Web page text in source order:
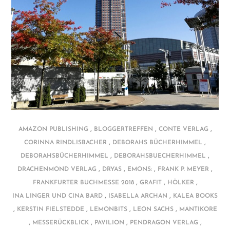
AMAZON PUBLISHING , BLOGGERTREFFEN , CONTE VERLAG ,
CORINNA RINDLISBACHER , DEBORAHS BÜCHERHIMMEL ,
DEBORAHSBÜCHERHIMMEL , DEBORAHSBUECHERHIMMEL ,
DRACHENMOND VERLAG , DRYAS , EMONS: , FRANK P. MEYER ,
FRANKFURTER BUCHMESSE 2018, GRAFIT, HÖLKER,
INA LINGER UND CINA BARD , ISABELLA ARCHAN , KALEA BOOKS
, KERSTIN FIELSTEDDE , LEMONBITS, LEON SACHS, MANTIKORE
, MESSERÜCKBLICK, PAVILION , PENDRAGON VERLAG ,